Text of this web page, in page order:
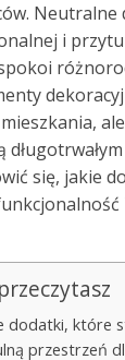
Neutralne
i
się, jakie
dodatki, które
przestrzeń